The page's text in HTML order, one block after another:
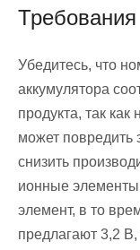
Убедитесь, что
аккумулятора
продукта, так
может повредить
снизить
ионные
элемент, в то
предлагают 3,2 В,